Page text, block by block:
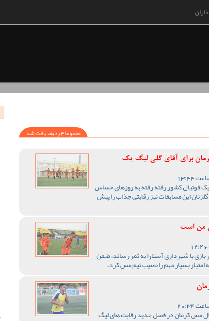
مجموعا 3 ردیف یافت شد
برای آقای گلی لیگ یک
فوتبال کشور رفته رفته به روزهای حساس
این مسابقات نیز رقابتی جذاب را پیش
من است
بازی با شهرداری آستارا به ثمر رساند، ضمن
بسیار مهم را نصیب تیم مس کرد.
مس کرمان در فصل جدید رقابت های لیگ